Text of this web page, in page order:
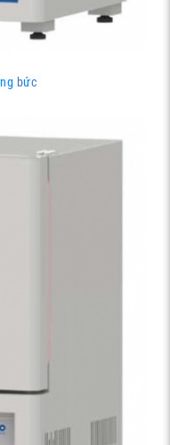
bức